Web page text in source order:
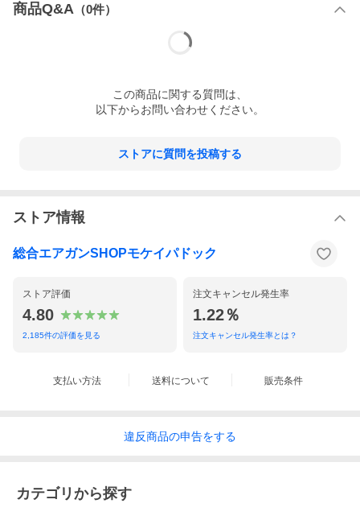
商品Q&A （0件）
この商品に関する質問は、
以下からお問い合わせください。
ストアに質問を投稿する
ストア情報
総合エアガンSHOPモケイパドック
ストア評価
4.80
2,185件の評価を見る
注文キャンセル発生率
1.22％
注文キャンセル発生率とは？
支払い方法 送料について 販売条件
違反商品の申告をする
カテゴリから探す